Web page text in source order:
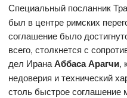
Специальный посланник
был в центре римских
соглашение было
всего, столкнется с
дел ИранаАббаса Арагчи,
недоверия и технический
столь быстрое соглашение